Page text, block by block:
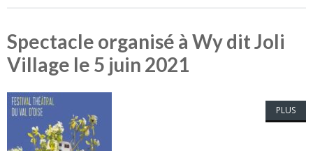
Spectacle organisé à Wy dit Joli
Village le 5 juin 2021
PLUS